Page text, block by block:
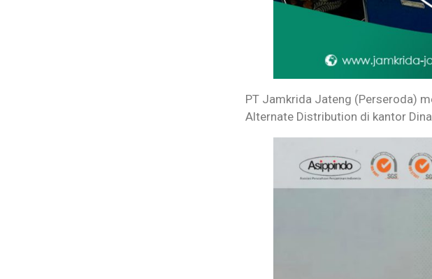
PT Jamkrida Jateng (Perseroda)
Alternate Distribution di kantor